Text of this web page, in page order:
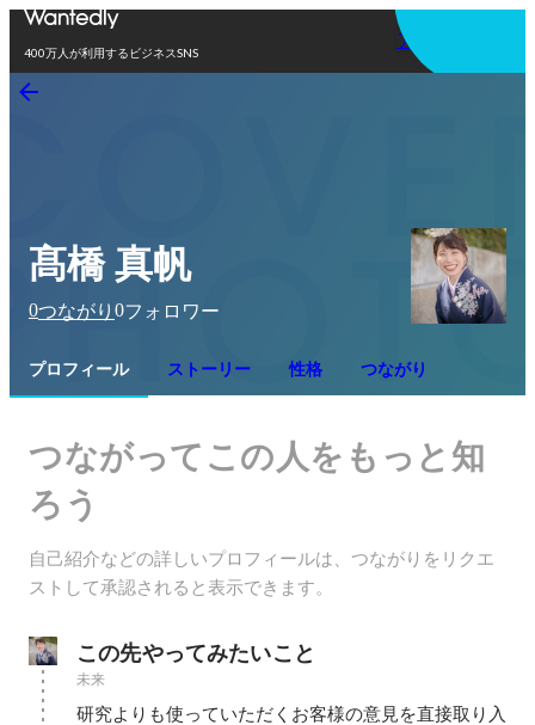
400万人が利用するビジネスSNS
アプリを使う
髙橋 真帆
0つながり 0フォロワー
プロフィール ストーリー 性格 つながり
つながってこの人をもっと知
ろう
自己紹介などの詳しいプロフィールは、つながりをリクエ
ストして承認されると表示できます。
この先やってみたいこと
未来
研究よりも使っていただくお客様の意見を直接取り入